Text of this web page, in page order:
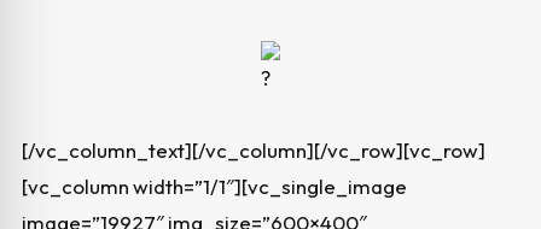
[/vc_column_text][/vc_column][/vc_row][vc_row]
[vc_column width=”1/1″][vc_single_image
image=”19927″ img_size=”600×400″